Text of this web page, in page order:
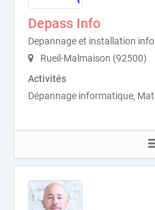
Depass Info
Depannage et installation
Rueil-Malmaison (92500)
Activités
Dépannage informatique,